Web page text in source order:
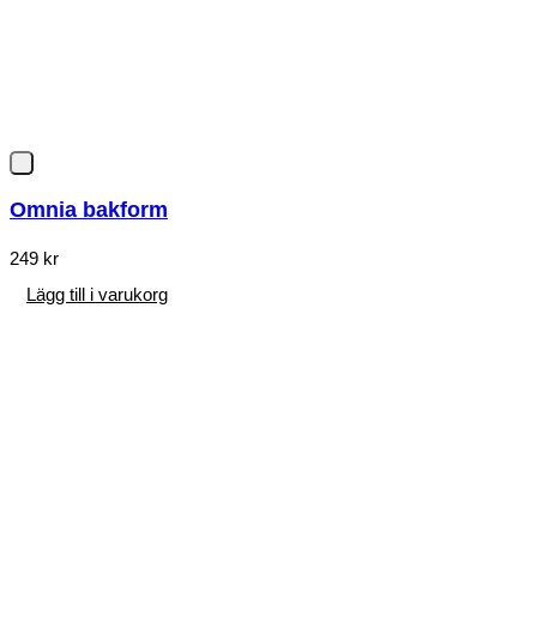
Omnia bakform
249 kr
Lägg till i varukorg